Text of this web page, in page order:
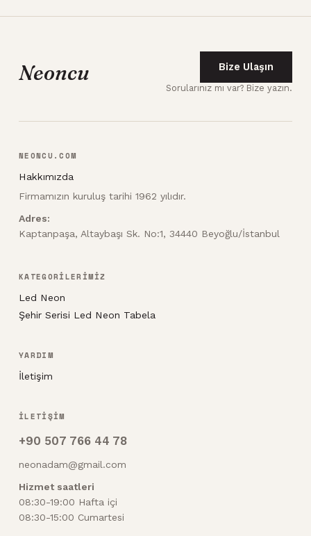
Neoncu Bize Ulaşın
Sorularınız mı var? Bize yazın.
NEONCU.COM
Hakkımızda
Firmamızın kuruluş tarihi 1962 yılıdır.
Adres:
Kaptanpaşa, Altaybaşı Sk. No:1, 34440 Beyoğlu/İstanbul
KATEGORİLERİMİZ
Led Neon
Şehir Serisi Led Neon Tabela
YARDIM
İletişim
İLETİŞİM
+90 507 766 44 78
neonadam@gmail.com
Hizmet saatleri
08:30-19:00 Hafta içi
08:30-15:00 Cumartesi